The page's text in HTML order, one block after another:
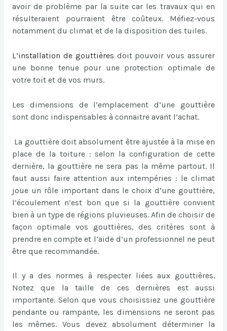
avoir de problème par la suite car les travaux qui en
résulteraient pourraient être coûteux. Méfiez-vous
notamment du climat et de la disposition des tuiles.
L’installation de gouttières doit pouvoir vous assurer
une bonne tenue pour une protection optimale de
votre toit et de vos murs.
Les dimensions de l’emplacement d’une gouttière
sont donc indispensables à connaitre avant l’achat.
La gouttière doit absolument être ajustée à la mise en
place de la toiture : selon la configuration de cette
dernière, la gouttière ne sera pas la même partout. Il
faut aussi faire attention aux intempéries : le climat
joue un rôle important dans le choix d’une gouttière,
l’écoulement n’est bon que si la gouttière convient
bien à un type de régions pluvieuses. Afin de choisir de
façon optimale vos gouttières, des critères sont à
prendre en compte et l’aide d’un professionnel ne peut
être que recommandée.
Il y a des normes à respecter liées aux gouttières.
Notez que la taille de ces dernières est aussi
importante. Selon que vous choisissiez une gouttière
pendante ou rampante, les dimensions ne seront pas
les mêmes. Vous devez absolument déterminer la